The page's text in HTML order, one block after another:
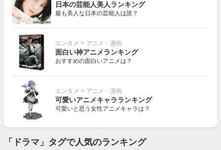
日本の芸能人美人ランキング
最も美人な日本の芸能人は誰？
エンタメ > アニメ・漫画
面白い神アニメランキング
おすすめの面白いアニメは？
エンタメ > アニメ・漫画
可愛いアニメキャラランキング
可愛いと思う女性アニメキャラは？
「ドラマ」タグで人気のランキング